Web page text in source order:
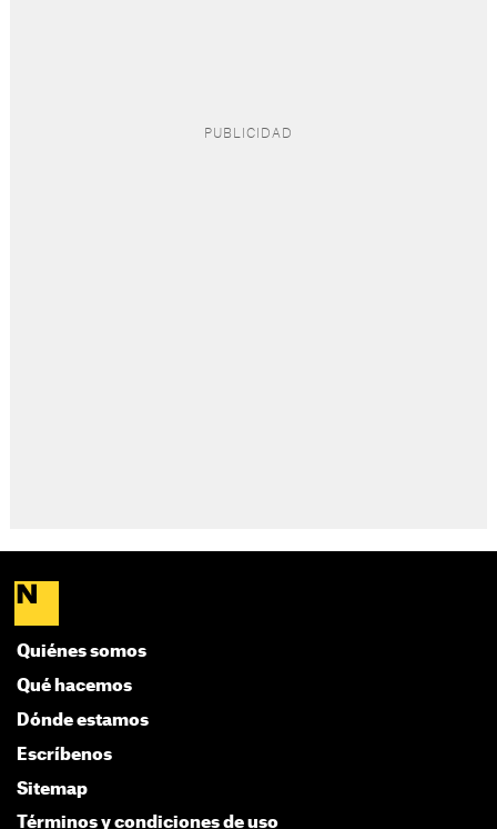
Quiénes somos
Qué hacemos
Dónde estamos
Escríbenos
Sitemap
Términos y condiciones de uso